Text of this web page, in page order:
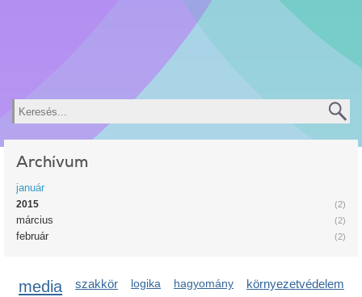
Keresés
Archívum
január
(2)
2015
(2)
március
(2)
február
media szakkör logika hagyomány környezetvédelem